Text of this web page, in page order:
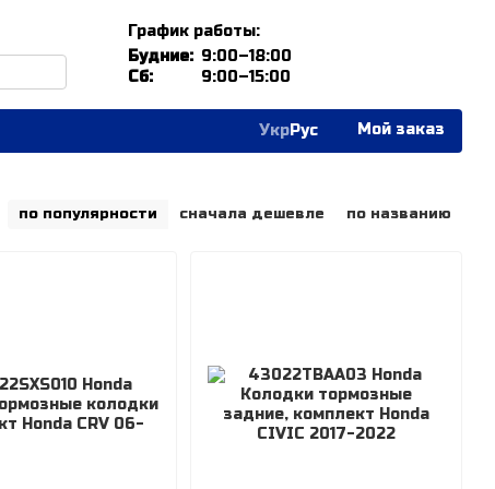
График работы:
Будние: 9:00–18:00
Сб:
9:00–15:00
УкрРус Мой заказ
по популярности сначала дешевле по названию